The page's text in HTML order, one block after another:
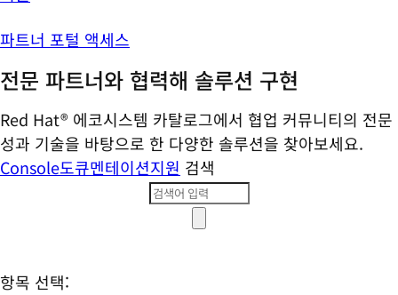
파트너 포털 액세스
전문 파트너와 협력해 솔루션 구현
Red Hat® 에코시스템 카탈로그에서 협업 커뮤니티의 전문
성과 기술을 바탕으로 한 다양한 솔루션을 찾아보세요.
Console도큐멘테이션지원 검색
항목 선택: